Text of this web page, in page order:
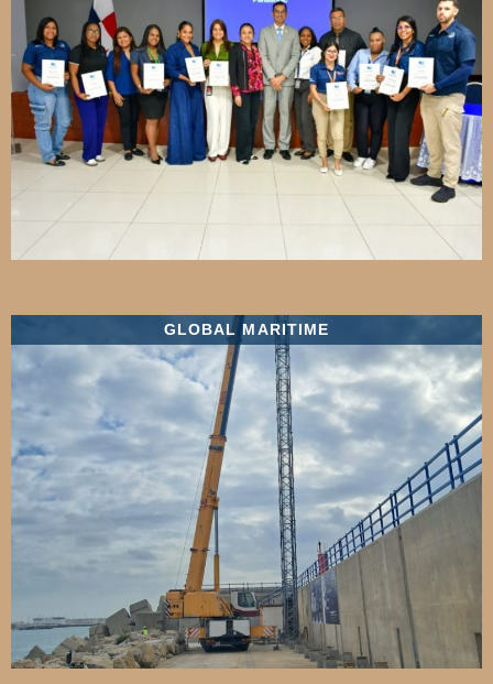
GLOBAL MARITIME